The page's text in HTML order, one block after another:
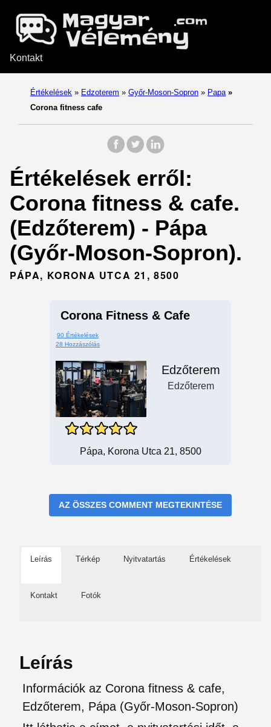
Kontakt
Értékelések » Edzoterem » Győr-Moson-Sopron » Papa »
Corona fitness cafe
Értékelések erről:
Corona fitness & cafe.
(Edzőterem) - Pápa
(Győr-Moson-Sopron).
PÁPA, KORONA UTCA 21, 8500
Corona Fitness & Cafe
90 Értékelések
28 Hozzászólás
Edzőterem
Edzőterem
Pápa, Korona Utca 21, 8500
AZ ÖSSZES COMMENT MEGTEKINTÉSE
Leírás Térkép Nyitvatartás Értékelések
Kontakt Fotók
Leírás
Információk az Corona fitness & cafe,
Edzőterem, Pápa (Győr-Moson-Sopron)